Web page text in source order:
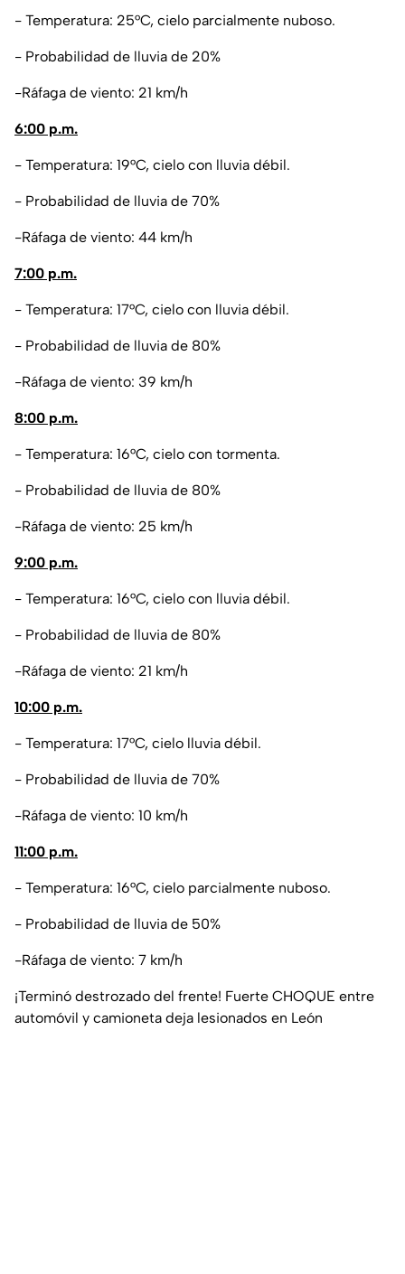
- Temperatura: 25°C, cielo parcialmente nuboso.
- Probabilidad de lluvia de 20%
-Ráfaga de viento: 21 km/h
6:00 p.m.
- Temperatura: 19°C, cielo con lluvia débil.
- Probabilidad de lluvia de 70%
-Ráfaga de viento: 44 km/h
7:00 p.m.
- Temperatura: 17°C, cielo con lluvia débil.
- Probabilidad de lluvia de 80%
-Ráfaga de viento: 39 km/h
8:00 p.m.
- Temperatura: 16°C, cielo con tormenta.
- Probabilidad de lluvia de 80%
-Ráfaga de viento: 25 km/h
9:00 p.m.
- Temperatura: 16°C, cielo con lluvia débil.
- Probabilidad de lluvia de 80%
-Ráfaga de viento: 21 km/h
10:00 p.m.
- Temperatura: 17°C, cielo lluvia débil.
- Probabilidad de lluvia de 70%
-Ráfaga de viento: 10 km/h
11:00 p.m.
- Temperatura: 16°C, cielo parcialmente nuboso.
- Probabilidad de lluvia de 50%
-Ráfaga de viento: 7 km/h
¡Terminó destrozado del frente! Fuerte CHOQUE entre
automóvil y camioneta deja lesionados en León